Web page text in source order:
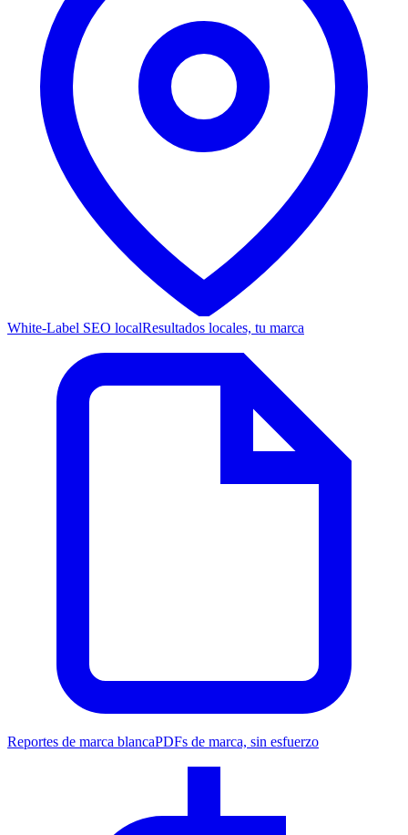
White-Label SEO localResultados locales, tu marca
Reportes de marca blancaPDFs de marca, sin esfuerzo